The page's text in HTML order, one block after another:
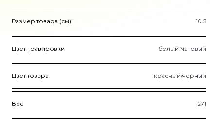
Размер товара (см) 10.5
Цвет гравировки белый матовый
Цвет товара красный/черный
Вес 271